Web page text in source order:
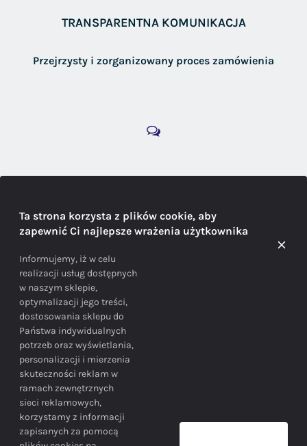
TRANSPARENTNA KOMUNIKACJA
Przejrzysty i zorganizowany proces zamówienia
Doradzamy na każdym etapie zakupu
BEZPIECZEŃSTWO
Bezpieczne zakupy gwarantowane!
Ta strona korzysta z plików cookie, aby
zapewnić Ci najlepsze wrażenia użytkownika
Informujemy, iż w celu
realizacji usług dostępnych
w naszym sklepie,
optymalizacji jego treści,
dostosowania sklepu do
Państwa indywidualnych
potrzeb oraz wyświetlania,
personalizacji i mierzenia
skuteczności reklam w
ramach zewnętrznych
sieci reklamowych,
korzystamy z informacji
zapisanych za pomocą